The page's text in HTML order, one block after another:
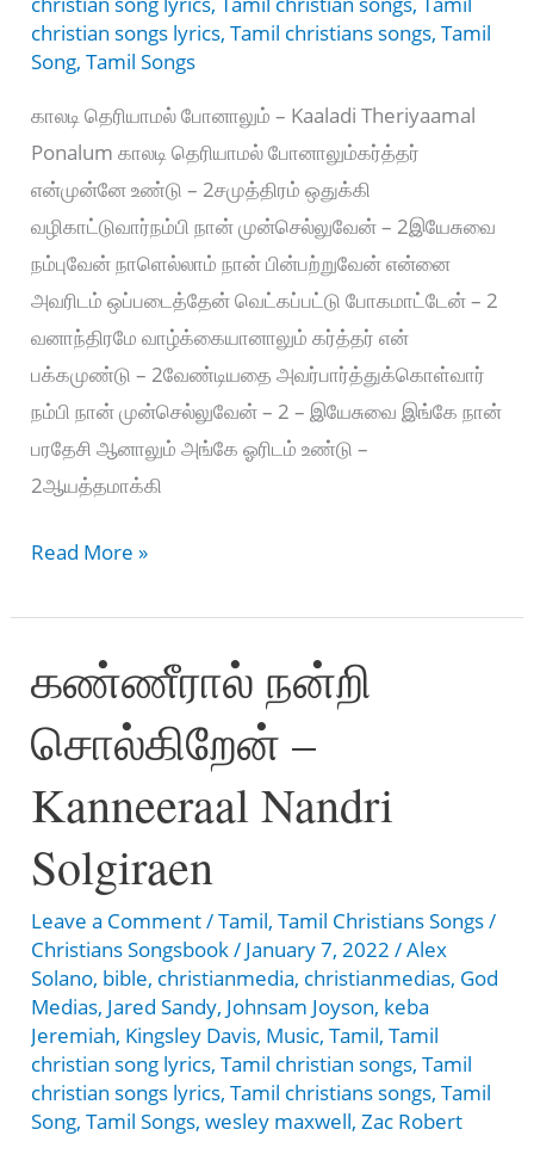
christian songs lyrics,Tamil christians songs,Tamil
Song,Tamil Songs
காலடி தெரியாமல் போனாலும் – Kaaladi Theriyaamal
Ponalum காலடி தெரியாமல் போனாலும்கர்த்தர்
என்முன்னே உண்டு – 2சமுத்திரம் ஒதுக்கி
வழிகாட்டுவார்நம்பி நான் முன்செல்லுவேன் – 2இயேசுவை
நம்புவேன் நாளெல்லாம் நான் பின்பற்றுவேன் என்னை
அவரிடம் ஒப்படைத்தேன் வெட்கப்பட்டு போகமாட்டேன் – 2
வனாந்திரமே வாழ்க்கையானாலும் கர்த்தர் என்
பக்கமுண்டு – 2வேண்டியதை அவர்பார்த்துக்கொள்வார்
நம்பி நான் முன்செல்லுவேன் – 2 – இயேசுவை இங்கே நான்
பரதேசி ஆனாலும் அங்கே ஓரிடம் உண்டு –
2ஆயத்தமாக்கி
காலடி
போனாலும்
Kaaladi
Theriyaamal
Read More »
கண்ணீரால் நன்றி
சொல்கிறேன் –
Kanneeraal Nandri
Solgiraen
Leave a Comment/Tamil,Tamil Christians Songs/
Christians Songsbook/ January 7, 2022/Alex
Solano, bible, christianmedia, christianmedias, God
Medias, Jared Sandy, Johnsam Joyson, keba
Jeremiah, Kingsley Davis, Music,Tamil,Tamil
christian song lyrics,Tamil christian songs,Tamil
christian songs lyrics,Tamil christians songs,Tamil
Song,Tamil Songs,wesley maxwell,Zac Robert